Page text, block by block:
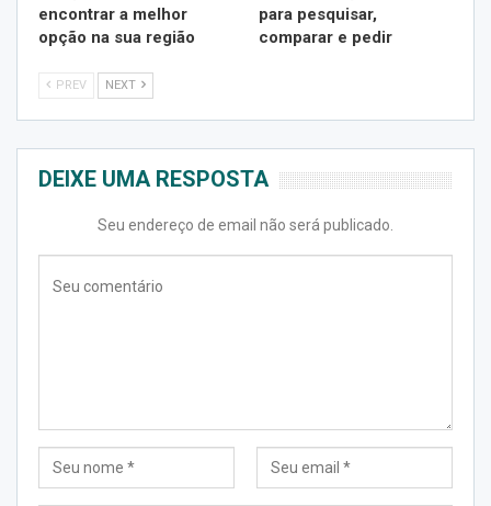
encontrar a melhor
opção na sua região
para pesquisar,
comparar e pedir
PREV NEXT
DEIXE UMA RESPOSTA
Seu endereço de email não será publicado.